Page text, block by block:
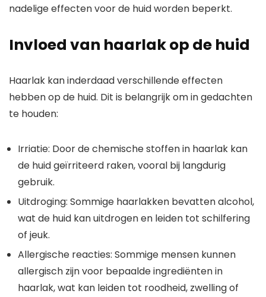
nadelige effecten voor de huid worden beperkt.
Invloed van haarlak op de huid
Haarlak kan inderdaad verschillende effecten
hebben op de huid. Dit is belangrijk om in gedachten
te houden:
Irriatie: Door de chemische stoffen in haarlak kan
de huid geïrriteerd raken, vooral bij langdurig
gebruik.
Uitdroging: Sommige haarlakken bevatten alcohol,
wat de huid kan uitdrogen en leiden tot schilfering
of jeuk.
Allergische reacties: Sommige mensen kunnen
allergisch zijn voor bepaalde ingrediënten in
haarlak, wat kan leiden tot roodheid, zwelling of